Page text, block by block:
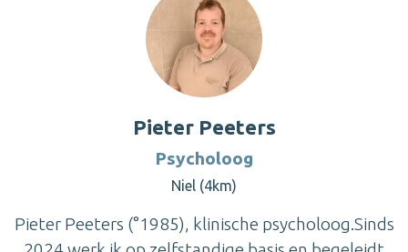
Pieter Peeters
Psycholoog
Niel (4km)
Pieter Peeters (°1985), klinische psycholoog.Sinds